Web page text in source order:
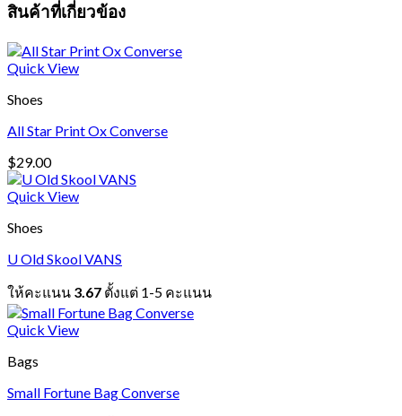
สินค้าที่เกี่ยวข้อง
Quick View
Shoes
All Star Print Ox Converse
$29.00
Quick View
Shoes
U Old Skool VANS
ให้คะแนน 3.67 ตั้งแต่ 1-5 คะแนน
Quick View
Bags
Small Fortune Bag Converse